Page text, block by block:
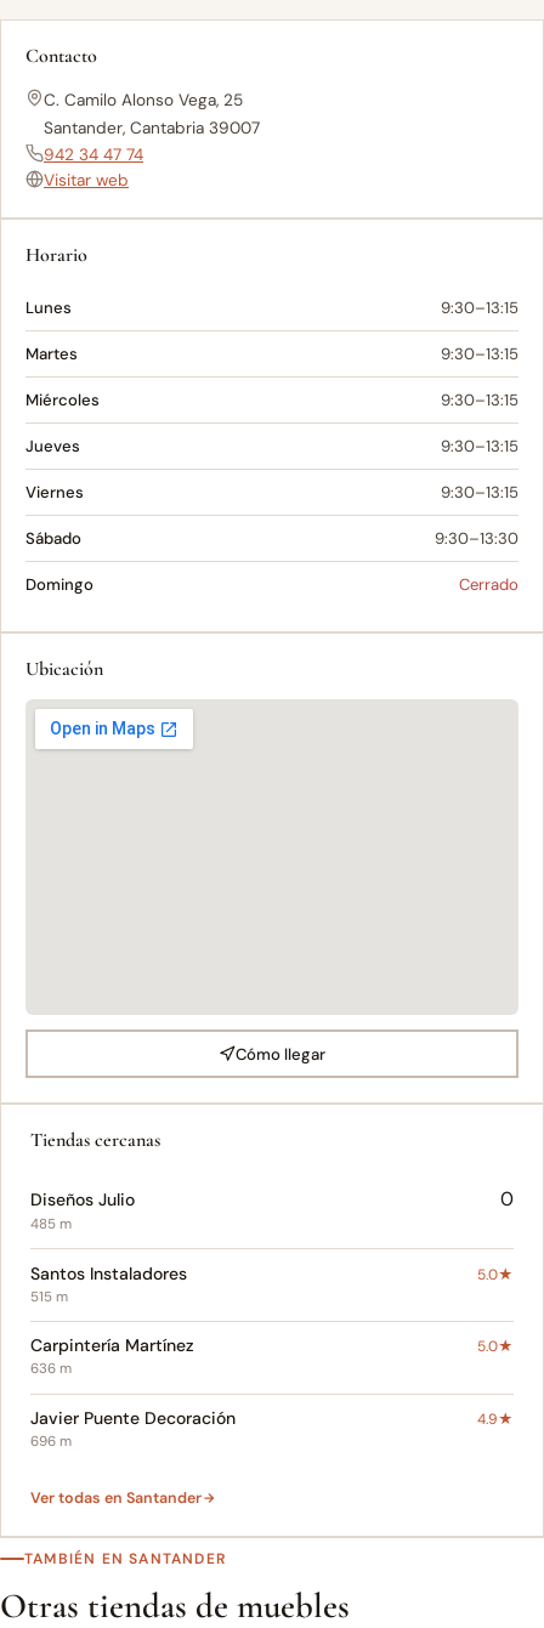
Contacto
C. Camilo Alonso Vega, 25
Santander, Cantabria 39007
942 34 47 74
Visitar web
Horario
Lunes 9:30–13:15
Martes 9:30–13:15
Miércoles 9:30–13:15
Jueves 9:30–13:15
Viernes 9:30–13:15
Sábado 9:30–13:30
Domingo Cerrado
Ubicación
Cómo llegar
Tiendas cercanas
Diseños Julio 0
485 m
Santos Instaladores 5.0★
515 m
Carpintería Martínez 5.0★
636 m
Javier Puente Decoración 4.9★
696 m
Ver todas en Santander
TAMBIÉN EN SANTANDER
Otras tiendas de muebles